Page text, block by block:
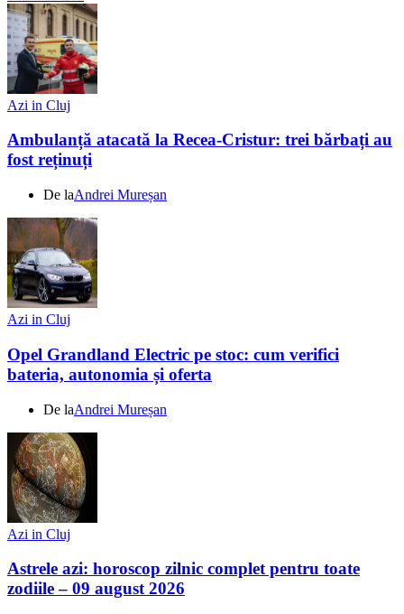
Azi in Cluj
Ambulanță atacată la Recea-Cristur: trei bărbați au
fost reținuți
De laAndrei Mureșan
Azi in Cluj
Opel Grandland Electric pe stoc: cum verifici
bateria, autonomia și oferta
De laAndrei Mureșan
Azi in Cluj
Astrele azi: horoscop zilnic complet pentru toate
zodiile – 09 august 2026